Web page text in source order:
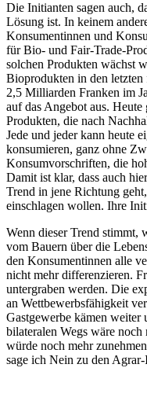
Die Initianten sagen auch,
Lösung ist. In keinem
Konsumentinnen und
für Bio- und Fair-Trade-
solchen Produkten wächst
Bioprodukten in den
2,5 Milliarden Franken im
auf das Angebot aus.
Produkten, die nach
Jede und jeder kann heute
konsumieren, ganz ohne
Konsumvorschriften, die
Damit ist klar, dass auch
Trend in jene Richtung
einschlagen wollen. Ihre
Wenn dieser Trend stimmt,
vom Bauern über die
den Konsumentinnen alle
nicht mehr differenzieren.
untergraben werden. Die
an Wettbewerbsfähigkeit
Gastgewerbe kämen
bilateralen Wegs wäre
würde noch mehr
sage ich Nein zu den